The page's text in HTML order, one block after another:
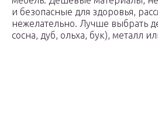
и безопасные для здоровья,
нежелательно. Лучше выбрать
сосна, дуб, ольха, бук), металл